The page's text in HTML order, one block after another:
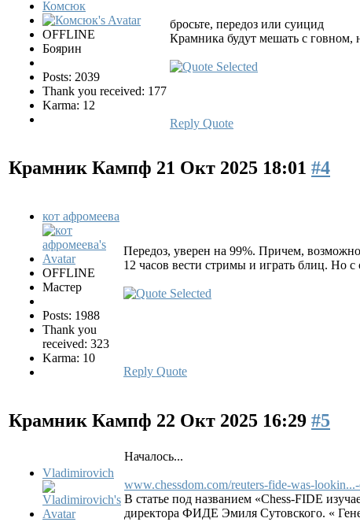
Комсюк
OFFLINE
Боярин
Posts: 2039
Thank you received: 177
Karma: 12
бросьте, передоз или суицид
Крамника будут мешать с говном,
Reply Quote
Крамник Кампф 21 Окт 2025 18:01 #4
кот афромеева
OFFLINE
Мастер
Posts: 1988
Thank you
received: 323
Karma: 10
Передоз, уверен на 99%. Причем,
12 часов вести стримы и играть блиц. Но
Reply Quote
Крамник Кампф 22 Окт 2025 16:29 #5
Vladimirovich
Началось...
www.chessdom.com/reuters-fide-was-
В статье под названием «Chess-FIDE
директора ФИДЕ Эмиля Сутовского. «